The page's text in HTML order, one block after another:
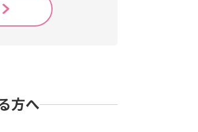
方へ